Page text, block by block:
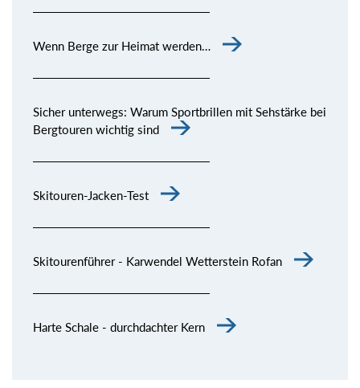
Wenn Berge zur Heimat werden…
Sicher unterwegs: Warum Sportbrillen mit Sehstärke bei
Bergtouren wichtig sind
Skitouren-Jacken-Test
Skitourenführer - Karwendel Wetterstein Rofan
Harte Schale - durchdachter Kern